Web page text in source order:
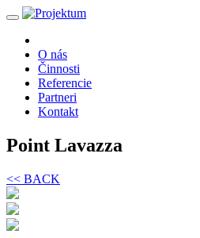
O nás
Činnosti
Referencie
Partneri
Kontakt
Point Lavazza
<< BACK